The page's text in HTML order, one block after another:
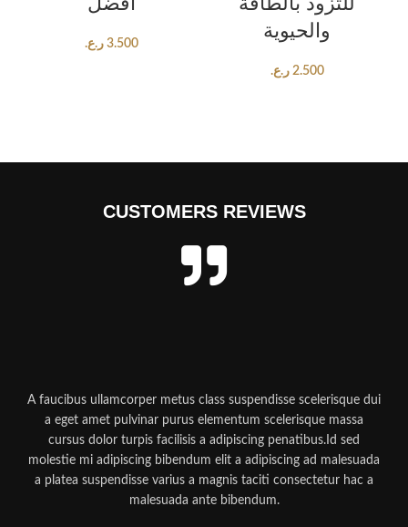
3.500 ر.ع.
والحيوية
2.500 ر.ع.
CUSTOMERS REVIEWS
A faucibus ullamcorper metus class suspendisse scelerisque dui
a eget amet pulvinar purus elementum scelerisque massa
cursus dolor turpis facilisis a adipiscing penatibus.Id sed
molestie mi adipiscing bibendum elit a adipiscing ad malesuada
a platea suspendisse varius a magnis taciti consectetur hac a
malesuada ante bibendum.